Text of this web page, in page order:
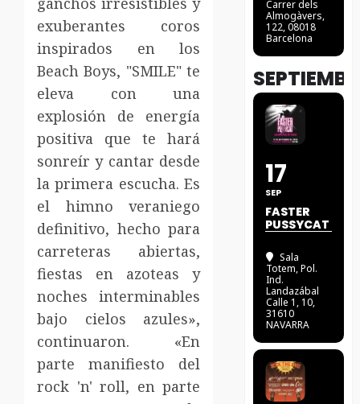
exuberantes coros
inspirados en los
Beach Boys, "SMILE" te
eleva con una
explosión de energía
positiva que te hará
sonreír y cantar desde
la primera escucha. Es
el himno veraniego
definitivo, hecho para
carreteras abiertas,
fiestas en azoteas y
noches interminables
bajo cielos azules»,
continuaron. «En
parte manifiesto del
rock 'n' roll, en parte
Carrer dels
Almogàvers,
122, 08018
Barcelona
17
SEP
FASTER
PUSSYCAT
Sala
Totem, Pol.
Ind.
Landazábal
Calle 1, 10,
31610
NAVARRA